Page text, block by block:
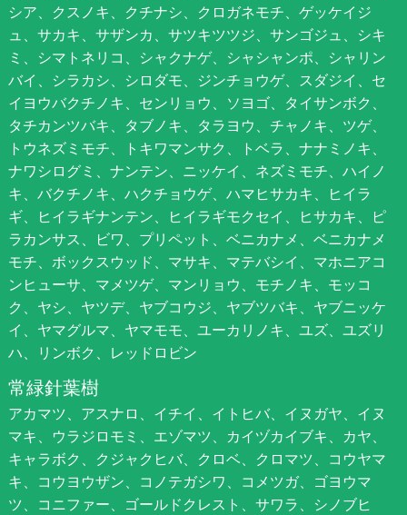
シア、クスノキ、クチナシ、クロガネモチ、ゲッケイジ
ュ、サカキ、サザンカ、サツキツツジ、サンゴジュ、シキ
ミ、シマトネリコ、シャクナゲ、シャシャンポ、シャリン
バイ、シラカシ、シロダモ、ジンチョウゲ、スダジイ、セ
イヨウバクチノキ、センリョウ、ソヨゴ、タイサンボク、
タチカンツバキ、タブノキ、タラヨウ、チャノキ、ツゲ、
トウネズミモチ、トキワマンサク、トベラ、ナナミノキ、
ナワシログミ、ナンテン、ニッケイ、ネズミモチ、ハイノ
キ、バクチノキ、ハクチョウゲ、ハマヒサカキ、ヒイラ
ギ、ヒイラギナンテン、ヒイラギモクセイ、ヒサカキ、ピ
ラカンサス、ビワ、プリペット、ベニカナメ、ベニカナメ
モチ、ボックスウッド、マサキ、マテバシイ、マホニアコ
ンヒューサ、マメツゲ、マンリョウ、モチノキ、モッコ
ク、ヤシ、ヤツデ、ヤブコウジ、ヤブツバキ、ヤブニッケ
イ、ヤマグルマ、ヤマモモ、ユーカリノキ、ユズ、ユズリ
ハ、リンボク、レッドロビン
常緑針葉樹
アカマツ、アスナロ、イチイ、イトヒバ、イヌガヤ、イヌ
マキ、ウラジロモミ、エゾマツ、カイヅカイブキ、カヤ、
キャラボク、クジャクヒバ、クロベ、クロマツ、コウヤマ
キ、コウヨウザン、コノテガシワ、コメツガ、ゴヨウマ
ツ、コニファー、ゴールドクレスト、サワラ、シノブヒ